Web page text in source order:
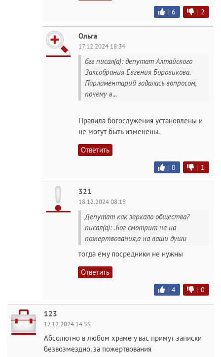
| 6 | 2
Ольга
17.12.2024 18:34
бгг писал(а): депутат Алтайского
Заксобрания Евгения Боровикова.
Парламентарий задалась вопросом,
почему в...
Правила богослужения установлены и
не могут быть изменены.
Ответить
| 0 | 1
321
18.12.2024 08:18
Депутат как зеркало общества?
писал(а): .Бог смотрит не на
пожертвования,а на ваши души
тогда ему посредники не нужны
Ответить
| 4 | 0
123
17.12.2024 14:55
Абсолютно в любом храме у вас примут записки
безвозмездно, за пожертвования